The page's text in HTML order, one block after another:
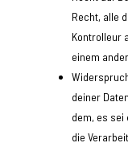
Recht, alle
Kontrolleur
einem
deiner
dem, es sei
die